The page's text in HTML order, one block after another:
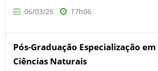
06/03/25 17h06
Pós-Graduação Especialização
Ciências Naturais